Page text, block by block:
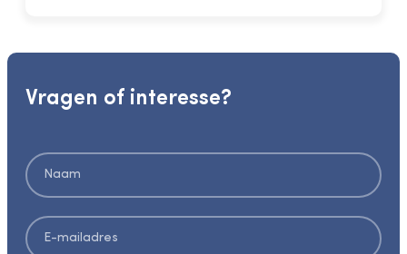
Vragen of interesse?